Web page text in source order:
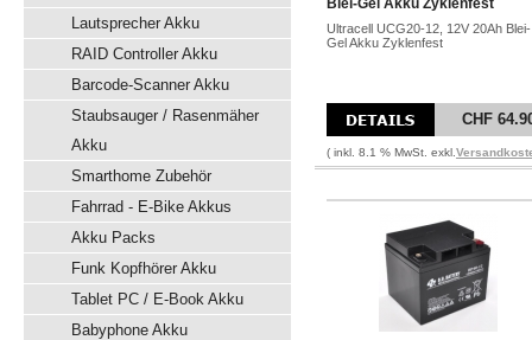
Lautsprecher Akku
RAID Controller Akku
Barcode-Scanner Akku
Staubsauger / Rasenmäher
Akku
Smarthome Zubehör
Fahrrad - E-Bike Akkus
Akku Packs
Funk Kopfhörer Akku
Tablet PC / E-Book Akku
Babyphone Akku
Blei-Gel Akku Zyklenfest
Ultracell UCG20-12, 12V 20Ah Blei-
Gel Akku Zyklenfest
CHF
( inkl. 8.1 % MwSt. exkl.